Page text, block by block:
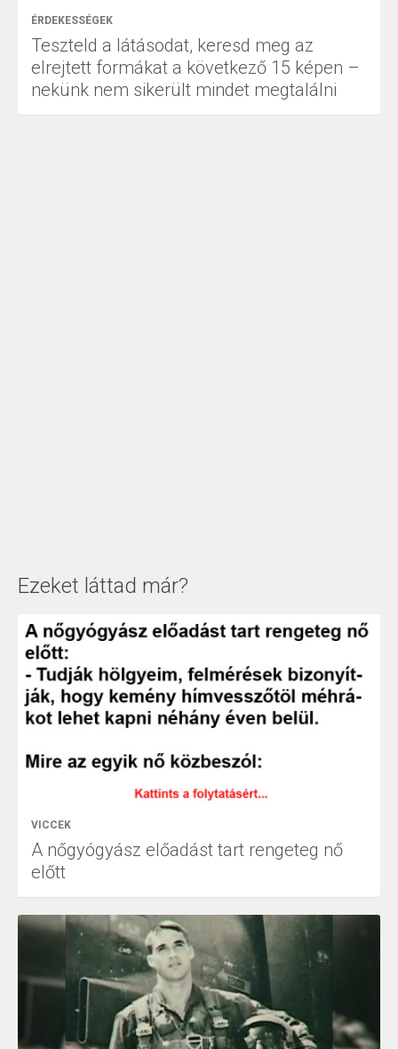
ÉRDEKESSÉGEK
Teszteld a látásodat, keresd meg az
elrejtett formákat a következő 15 képen –
nekünk nem sikerült mindet megtalálni
Ezeket láttad már?
VICCEK
A nőgyógyász előadást tart rengeteg nő
előtt